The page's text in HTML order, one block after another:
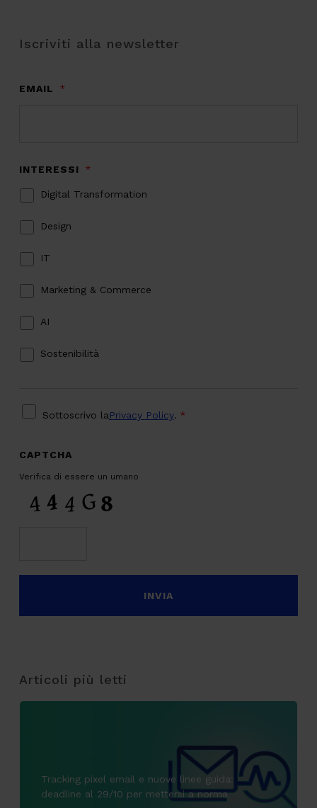
Iscriviti alla newsletter
EMAIL *
INTERESSI *
Digital Transformation
Design
IT
Marketing & Commerce
AI
Sostenibilità
Sottoscrivo laPrivacy Policy. *
CAPTCHA
Verifica di essere un umano
Articoli più letti
Tracking pixel email e nuove linee guida:
deadline al 29/10 per mettersi a norma